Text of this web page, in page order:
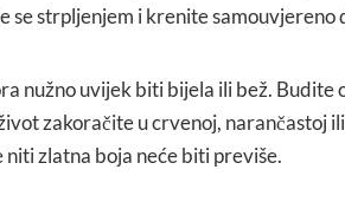
se strpljenjem i krenite samouvjereno
nužno uvijek biti bijela ili bež. Budite
zakoračite u crvenoj, narančastoj
niti zlatna boja neće biti previše.